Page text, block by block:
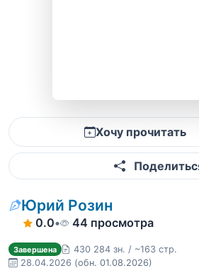
Хочу прочитать
Юрий Розин
0.0• 44 просмотра
Завершена
430 284 зн. / ~163 стр.
28.04.2026 (обн. 01.08.2026)